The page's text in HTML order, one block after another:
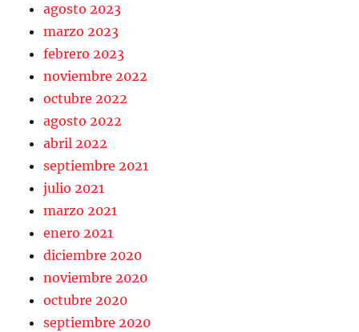
agosto 2023
marzo 2023
febrero 2023
noviembre 2022
octubre 2022
agosto 2022
abril 2022
septiembre 2021
julio 2021
marzo 2021
enero 2021
diciembre 2020
noviembre 2020
octubre 2020
septiembre 2020